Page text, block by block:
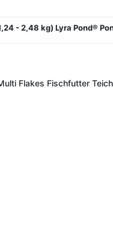
- 2,48 kg) Lyra Pond®